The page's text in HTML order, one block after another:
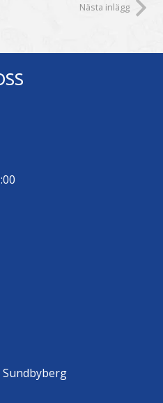
Nästa inlägg
Sundbyberg